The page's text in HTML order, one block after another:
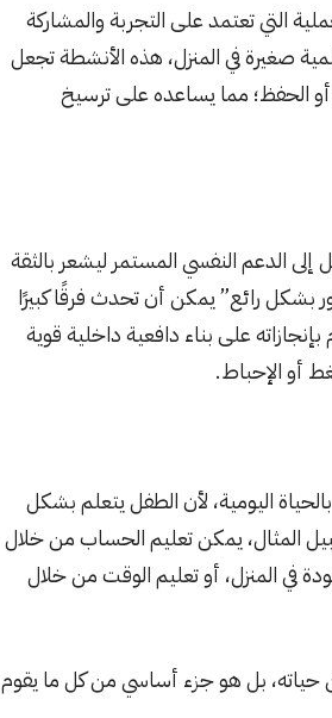
التي تعتمد على التجربة والمشاركة
صغيرة في المنزل، هذه الأنشطة تجعل
الحفظ؛ مما يساعده على ترسيخ
الدعم النفسي المستمر ليشعر بالثقة
رائع” يمكن أن تحدث فرقًا كبيرًا
على بناء دافعية داخلية قوية
أو الإحباط.
اليومية، لأن الطفل يتعلم بشكل
المثال، يمكن تعليم الحساب من خلال
في المنزل، أو تعليم الوقت من خلال
حياته، بل هو جزء أساسي من كل ما يقوم